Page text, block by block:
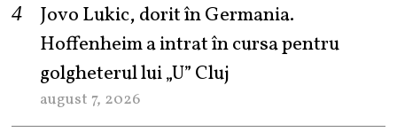
Jovo Lukic, dorit în Germania.
Hoffenheim a intrat în cursa pentru
golgheterul lui „U” Cluj
august 7, 2026